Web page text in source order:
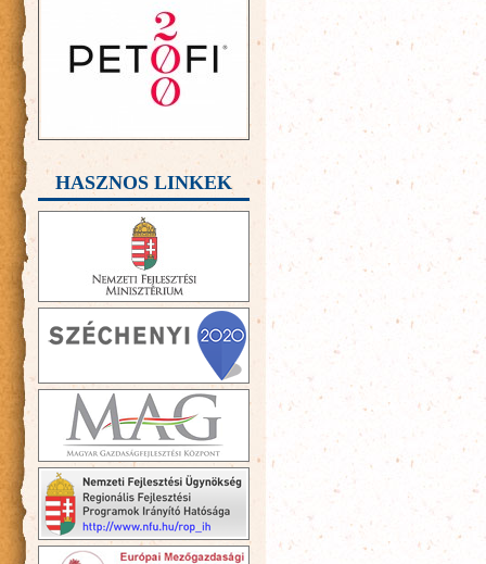
HASZNOS LINKEK